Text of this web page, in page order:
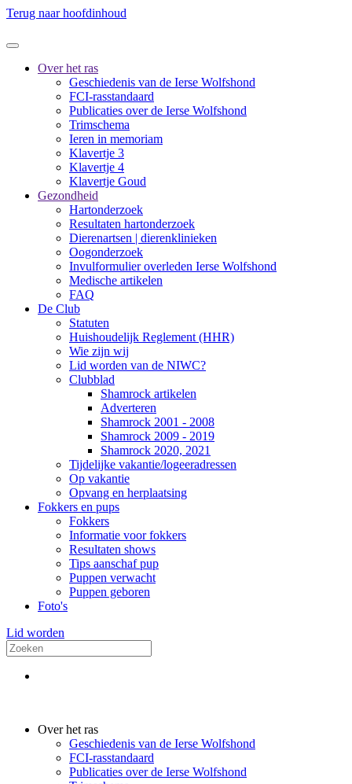
Terug naar hoofdinhoud
Over het ras
Geschiedenis van de Ierse Wolfshond
FCI-rasstandaard
Publicaties over de Ierse Wolfshond
Trimschema
Ieren in memoriam
Klavertje 3
Klavertje 4
Klavertje Goud
Gezondheid
Hartonderzoek
Resultaten hartonderzoek
Dierenartsen | dierenklinieken
Oogonderzoek
Invulformulier overleden Ierse Wolfshond
Medische artikelen
FAQ
De Club
Statuten
Huishoudelijk Reglement (HHR)
Wie zijn wij
Lid worden van de NIWC?
Clubblad
Shamrock artikelen
Adverteren
Shamrock 2001 - 2008
Shamrock 2009 - 2019
Shamrock 2020, 2021
Tijdelijke vakantie/logeeradressen
Op vakantie
Opvang en herplaatsing
Fokkers en pups
Fokkers
Informatie voor fokkers
Resultaten shows
Tips aanschaf pup
Puppen verwacht
Puppen geboren
Foto's
Lid worden
Over het ras
Geschiedenis van de Ierse Wolfshond
FCI-rasstandaard
Publicaties over de Ierse Wolfshond